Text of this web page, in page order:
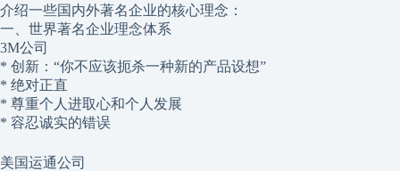
介绍一些国内外著名企业的核心理念：
一、世界著名企业理念体系
3M公司
* 创新：“你不应该扼杀一种新的产品设想”
* 绝对正直
* 尊重个人进取心和个人发展
* 容忍诚实的错误
美国运通公司